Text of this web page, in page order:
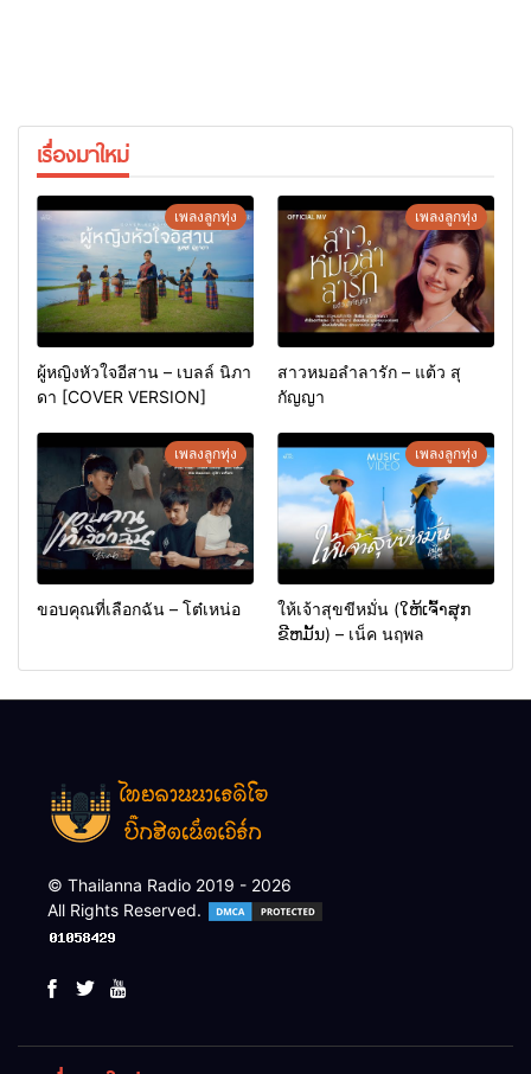
เรื่องมาใหม่
เพลงลูกทุ่ง
ผู้หญิงหัวใจอีสาน – เบลล์ นิภา
ดา [COVER VERSION]
เพลงลูกทุ่ง
สาวหมอลำลารัก – แต้ว สุ
กัญญา
เพลงลูกทุ่ง
ขอบคุณที่เลือกฉัน – โต๋เหน่อ
เพลงลูกทุ่ง
ให้เจ้าสุขขีหมั่น (ໃຫ້ເຈົ້າສຸກ
ຂີຫມັ້ນ) – เน็ค นฤพล
© Thailanna Radio 2019 - 2026
All Rights Reserved.